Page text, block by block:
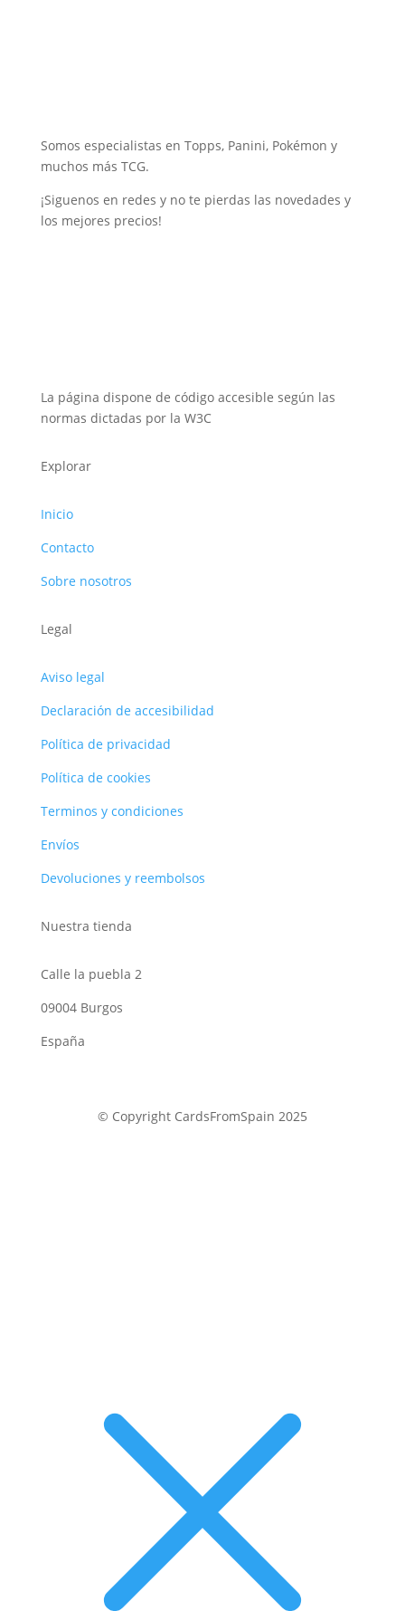
Somos especialistas en Topps, Panini, Pokémon y
muchos más TCG.
¡Siguenos en redes y no te pierdas las novedades y
los mejores precios!
La página dispone de código accesible según las
normas dictadas por la W3C
Explorar
Inicio
Contacto
Sobre nosotros
Legal
Aviso legal
Declaración de accesibilidad
Política de privacidad
Política de cookies
Terminos y condiciones
Envíos
Devoluciones y reembolsos
Nuestra tienda
Calle la puebla 2
09004 Burgos
España
© Copyright CardsFromSpain 2025